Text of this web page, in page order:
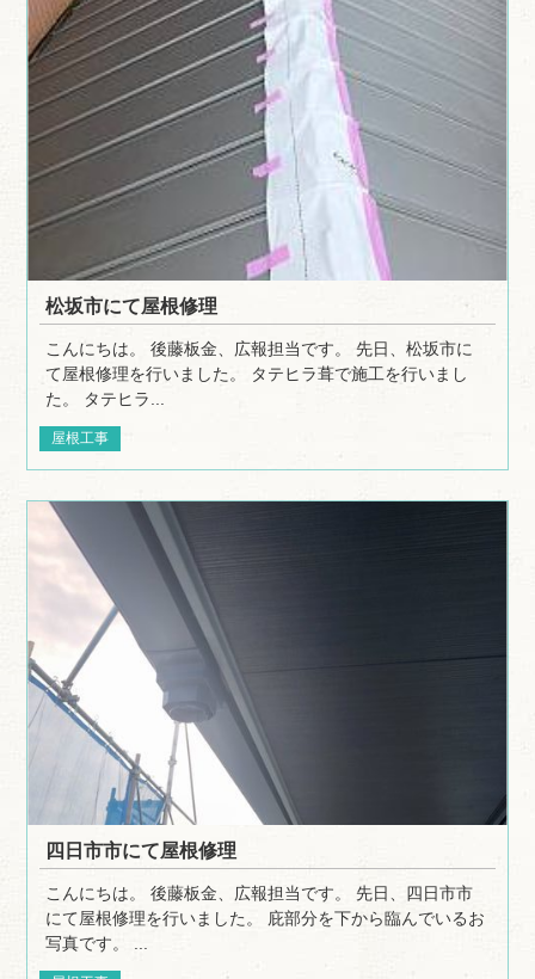
松坂市にて屋根修理
こんにちは。 後藤板金、広報担当です。 先日、松坂市に
て屋根修理を行いました。 タテヒラ葺で施工を行いまし
た。 タテヒラ...
屋根工事
四日市市にて屋根修理
こんにちは。 後藤板金、広報担当です。 先日、四日市市
にて屋根修理を行いました。 庇部分を下から臨んでいるお
写真です。 ...